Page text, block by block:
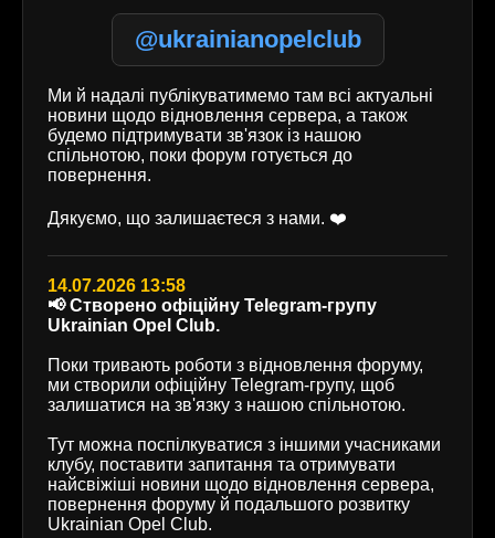
@ukrainianopelclub
Ми й надалі публікуватимемо там всі актуальні
новини щодо відновлення сервера, а також
будемо підтримувати зв'язок із нашою
спільнотою, поки форум готується до
повернення.
Дякуємо, що залишаєтеся з нами. ❤️
14.07.2026 13:58
📢 Створено офіційну Telegram-групу
Ukrainian Opel Club.
Поки тривають роботи з відновлення форуму,
ми створили офіційну Telegram-групу, щоб
залишатися на зв'язку з нашою спільнотою.
Тут можна поспілкуватися з іншими учасниками
клубу, поставити запитання та отримувати
найсвіжіші новини щодо відновлення сервера,
повернення форуму й подальшого розвитку
Ukrainian Opel Club.